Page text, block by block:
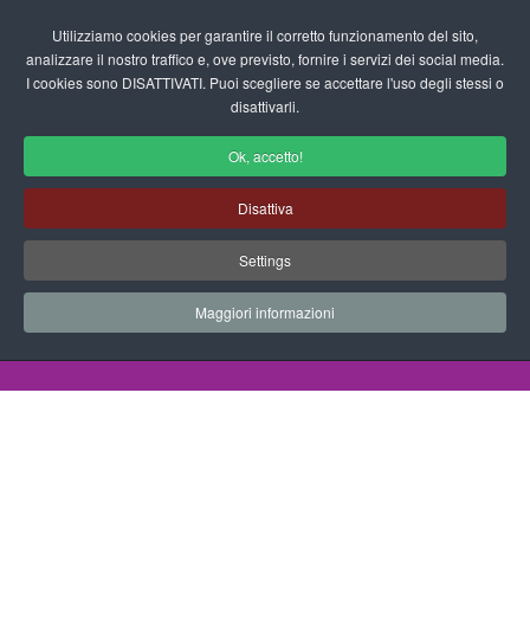
Utilizziamo cookies per garantire il corretto funzionamento del sito,
analizzare il nostro traffico e, ove previsto, fornire i servizi dei social media.
I cookies sono DISATTIVATI. Puoi scegliere se accettare l'uso degli stessi o
disattivarli.
Ok, accetto!
Disattiva
Settings
Maggiori informazioni
fas
Disegni da Colorare Alimenti
Progetti Didattici, Disegni, Schede
Didattiche e tanto altro ancora.
Disegni da Colorare